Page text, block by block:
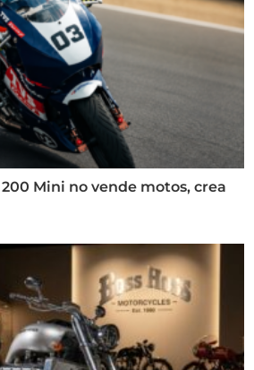
200 Mini no vende motos, crea